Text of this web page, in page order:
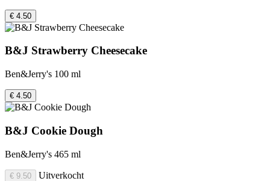
€ 4.50
B&J Strawberry Cheesecake
Ben&Jerry's 100 ml
€ 4.50
B&J Cookie Dough
Ben&Jerry's 465 ml
€ 9.50 Uitverkocht